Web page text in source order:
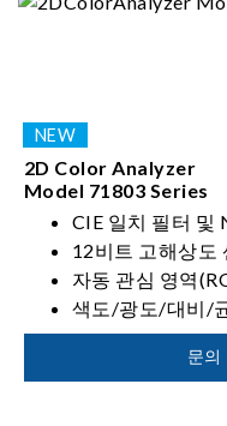
2D Color Analyzer
Model 71803 Series
CIE 일치 필터 및
12비트 고해상도
자동 관심 영역
색도/광도/대비/
문의